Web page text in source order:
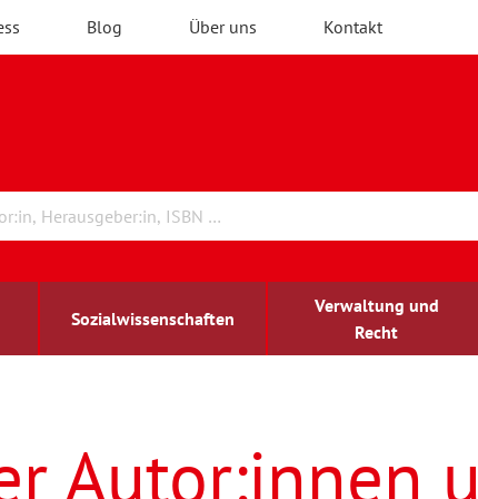
Blog Über uns Kontakt
Sozialwissenschaften
Verwaltung und
Recht
Autor:innen